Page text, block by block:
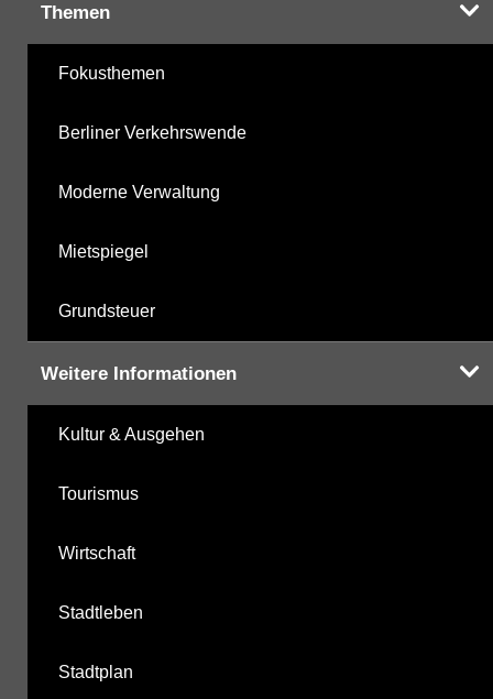
Themen
Fokusthemen
Berliner Verkehrswende
Moderne Verwaltung
Mietspiegel
Grundsteuer
Weitere Informationen
Kultur & Ausgehen
Tourismus
Wirtschaft
Stadtleben
Stadtplan